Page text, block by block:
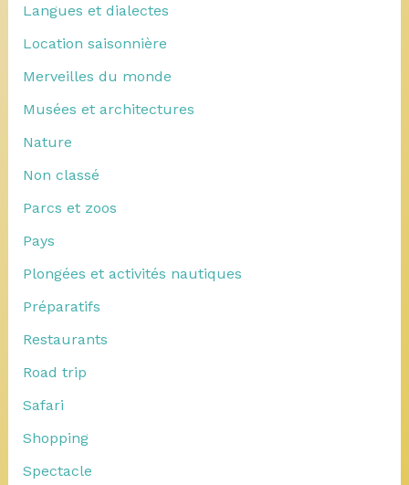
Langues et dialectes
Location saisonnière
Merveilles du monde
Musées et architectures
Nature
Non classé
Parcs et zoos
Pays
Plongées et activités nautiques
Préparatifs
Restaurants
Road trip
Safari
Shopping
Spectacle